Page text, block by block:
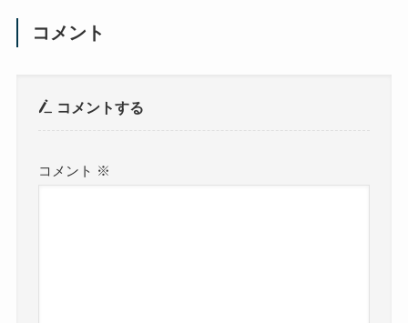
コメント
コメントする
コメント ※